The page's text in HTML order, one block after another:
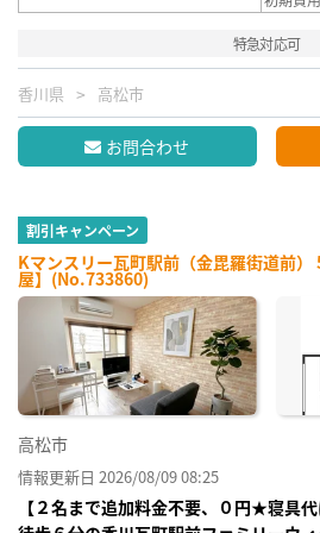
特急対応可
香川県 高松市
お問合わせ
割引キャンペーン
Kマンスリー瓦町駅前（金毘羅街道前）
屋】(No.733860)
高松市
情報更新日 2026/08/09 08:25
【２名まで追加料金不要、０円★寝具